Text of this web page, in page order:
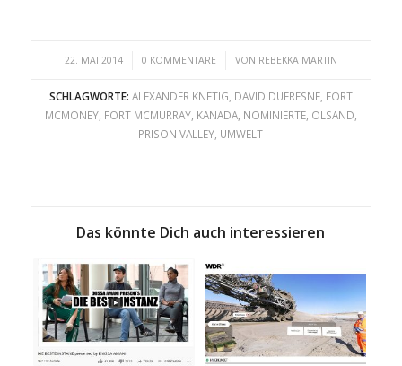
22. MAI 2014
/ 0 KOMMENTARE
/ VON REBEKKA MARTIN
SCHLAGWORTE: ALEXANDER KNETIG DAVID DUFRESNE, FORT
MCMONEY, FORT MCMURRAY, KANADA, NOMINIERTE, ÖLSAND
PRISON VALLEY UMWELT
Das könnte Dich auch interessieren